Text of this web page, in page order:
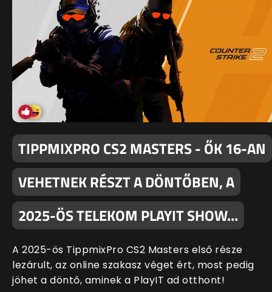
TIPPMIXPRO CS2 MASTERS - ŐK 16-AN
VEHETNEK RÉSZT A DÖNTŐBEN, A
2025-ÖS TELEKOM PLAYIT SHOW…
A 2025-ös TippmixPro CS2 Masters első része
lezárult, az online szakasz véget ért, most pedig
jöhet a döntő, aminek a PlayIT ad otthont!